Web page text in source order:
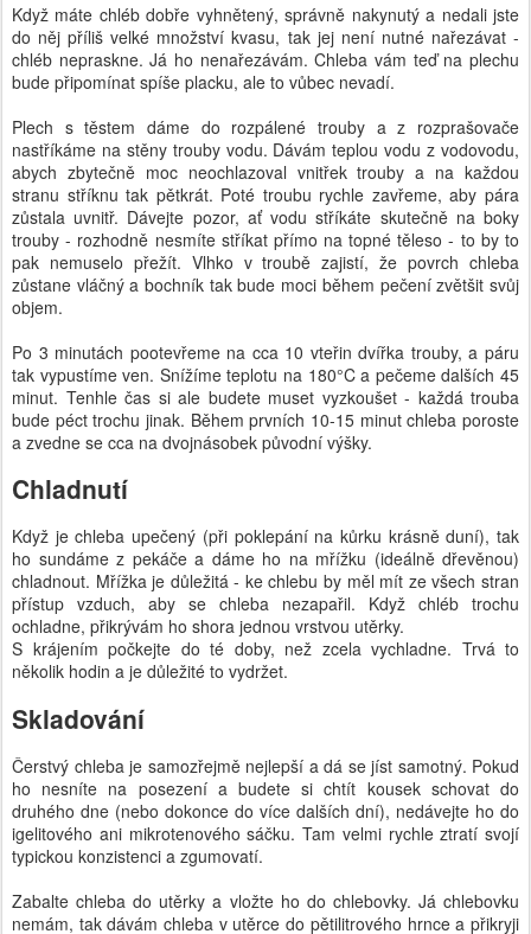
Když máte chléb dobře vyhnětený, správně nakynutý a nedali jste
do něj příliš velké množství kvasu, tak jej není nutné nařezávat -
chléb nepraskne. Já ho nenařezávám. Chleba vám teď na plechu
bude připomínat spíše placku, ale to vůbec nevadí.
Plech s těstem dáme do rozpálené trouby a z rozprašovače
nastříkáme na stěny trouby vodu. Dávám teplou vodu z vodovodu,
abych zbytečně moc neochlazoval vnitřek trouby a na každou
stranu stříknu tak pětkrát. Poté troubu rychle zavřeme, aby pára
zůstala uvnitř. Dávejte pozor, ať vodu stříkáte skutečně na boky
trouby - rozhodně nesmíte stříkat přímo na topné těleso - to by to
pak nemuselo přežít. Vlhko v troubě zajistí, že povrch chleba
zůstane vláčný a bochník tak bude moci během pečení zvětšit svůj
objem.
Po 3 minutách pootevřeme na cca 10 vteřin dvířka trouby, a páru
tak vypustíme ven. Snížíme teplotu na 180°C a pečeme dalších 45
minut. Tenhle čas si ale budete muset vyzkoušet - každá trouba
bude péct trochu jinak. Během prvních 10-15 minut chleba poroste
a zvedne se cca na dvojnásobek původní výšky.
Chladnutí
Když je chleba upečený (při poklepání na kůrku krásně duní), tak
ho sundáme z pekáče a dáme ho na mřížku (ideálně dřevěnou)
chladnout. Mřížka je důležitá - ke chlebu by měl mít ze všech stran
přístup vzduch, aby se chleba nezapařil. Když chléb trochu
ochladne, přikrývám ho shora jednou vrstvou utěrky.
S krájením počkejte do té doby, než zcela vychladne. Trvá to
několik hodin a je důležité to vydržet.
Skladování
Čerstvý chleba je samozřejmě nejlepší a dá se jíst samotný. Pokud
ho nesníte na posezení a budete si chtít kousek schovat do
druhého dne (nebo dokonce do více dalších dní), nedávejte ho do
igelitového ani mikrotenového sáčku. Tam velmi rychle ztratí svojí
typickou konzistenci a zgumovatí.
Zabalte chleba do utěrky a vložte ho do chlebovky. Já chlebovku
nemám, tak dávám chleba v utěrce do pětilitrového hrnce a přikryji